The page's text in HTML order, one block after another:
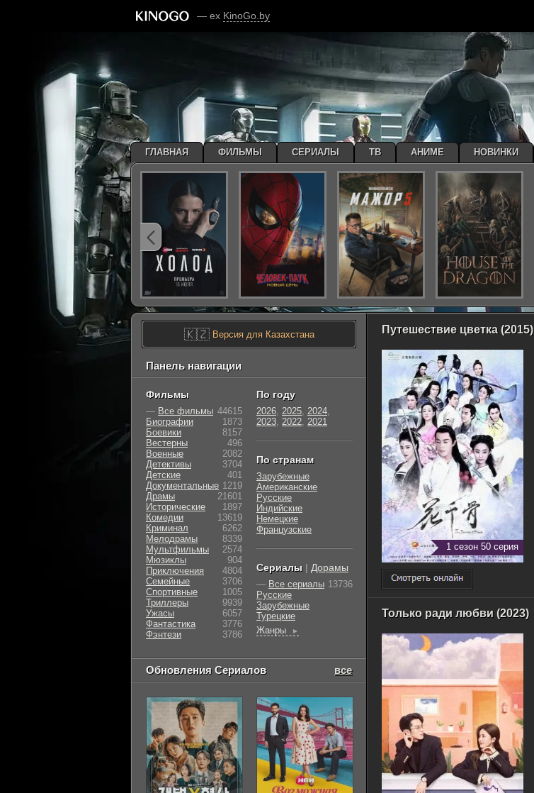
— ex KinoGo.by
Путешествие цветка (2015)
1 сезон 50 серия
Только ради любви (2023)
🇰🇿Версия для Казахстана
Панель навигации
Фильмы
— Все фильмы 44615
Биографии
1873
Боевики
8157
Вестерны
496
Военные
2082
Детективы
3704
Детские
401
Документальные 1219
Драмы
21601
Исторические
1897
Комедии
13619
Криминал
6262
Мелодрамы
8339
Мультфильмы
2574
Мюзиклы
904
Приключения
4804
Семейные
3706
Cпортивные
1005
Триллеры
9939
Ужасы
6057
Фантастика
3776
Фэнтези
3786
По году
2026, 2025, 2024,
2023, 2022, 2021
По странам
Зарубежные
Американские
Русские
Индийские
Немецкие
Французские
Сериалы | Дорамы
— Все сериалы 13736
Русские
Зарубежные
Турецкие
Жанры
►
Обновления Сериалов все
ГЛАВНАЯ ФИЛЬМЫ СЕРИАЛЫ ТВ АНИМЕ НОВИНКИ